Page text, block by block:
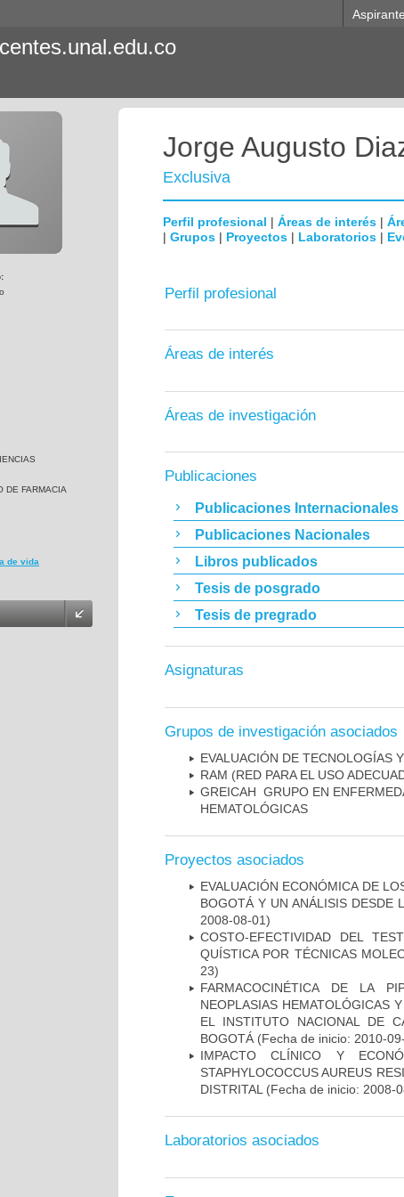
DE FARMACIA
de vida
Jorge Augusto
Exclusiva
Perfil profesional | Áreas de interés |
| Grupos | Proyectos | Laboratorios |
Perfil profesional
Áreas de interés
Áreas de investigación
Publicaciones
Publicaciones Internacionales
Publicaciones Nacionales
Libros publicados
Tesis de posgrado
Tesis de pregrado
Asignaturas
Grupos de investigación asociados
EVALUACIÓN DE TECNOLOGÍAS
RAM (RED PARA EL USO
GREICAH ­ GRUPO EN
HEMATOLÓGICAS
Proyectos asociados
EVALUACIÓN ECONÓMICA DE
BOGOTÁ Y UN ANÁLISIS DESDE
2008-08-01)
COSTO-EFECTIVIDAD DEL
QUÍSTICA POR TÉCNICAS
23)
FARMACOCINÉTICA DE LA
NEOPLASIAS HEMATOLÓGICAS
EL INSTITUTO NACIONAL DE
BOGOTÁ (Fecha de inicio: 2010-
IMPACTO CLÍNICO Y
STAPHYLOCOCCUS AUREUS
DISTRITAL (Fecha de inicio: 2008-
Laboratorios asociados